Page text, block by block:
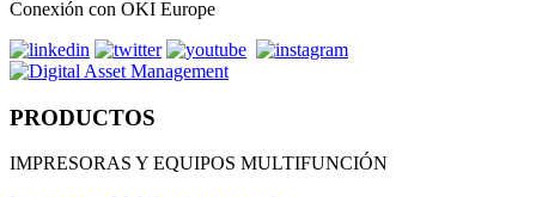
Conexión con OKI Europe
PRODUCTOS
IMPRESORAS Y EQUIPOS MULTIFUNCIÓN